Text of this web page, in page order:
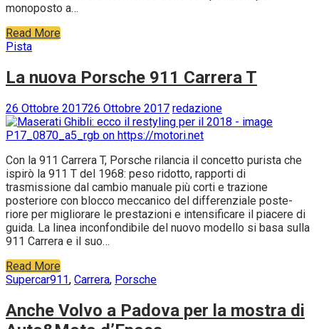
monoposto a…
Read More
Pista
La nuova Porsche 911 Carrera T
26 Ottobre 201726 Ottobre 2017 redazione
Con la 911 Carrera T, Porsche rilancia il concetto purista che
ispirò la 911 T del 1968: peso ridotto, rapporti di
trasmissione dal cambio manuale più corti e trazione
posteriore con blocco meccanico del differenziale poste-
riore per migliorare le prestazioni e intensificare il piacere di
guida. La linea inconfondibile del nuovo modello si basa sulla
911 Carrera e il suo…
Read More
Supercar911, Carrera, Porsche
Anche Volvo a Padova per la mostra di